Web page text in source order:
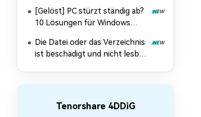
[Gelöst] PC stürzt ständig ab?
10 Lösungen für Windows
Die Datei oder das Verzeichnis
ist beschädigt und nicht lesbar:
Tenorshare 4DDiG